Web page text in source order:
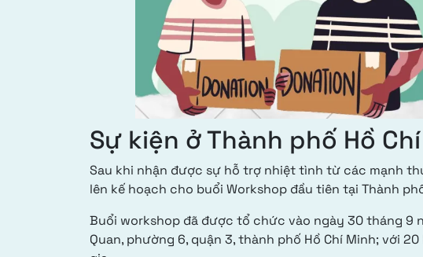
Sự kiện ở Thành phố Hồ
Sau khi nhận được sự hỗ trợ nhiệt tình từ các mạnh
lên kế hoạch cho buổi Workshop đầu tiên tại Thành
Buổi workshop đã được tổ chức vào ngày 30 tháng 9
Quan, phường 6, quận 3, thành phố Hồ Chí Minh; với